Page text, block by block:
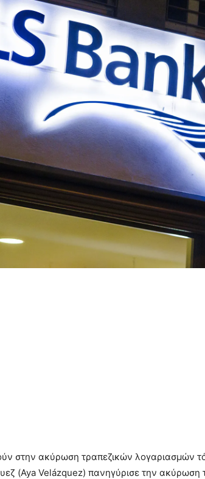
στην ακύρωση τραπεζικών λογαριασμών
(Aya Velázquez) πανηγύρισε την ακύρωση